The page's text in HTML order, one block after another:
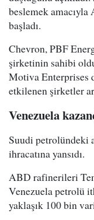
beslemek
başladı.
Chevron, PBF
şirketinin sahibi
Motiva Enterprises
etkilenen şirketler
Venezuela
Suudi petrolündeki
ihracatına yansıdı.
ABD rafinerileri
Venezuela petrolü
yaklaşık 100 bin